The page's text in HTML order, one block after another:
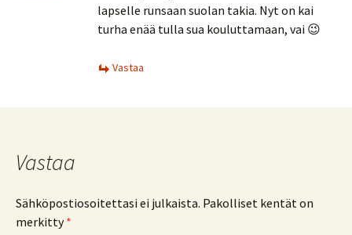
lapselle runsaan suolan takia. Nyt on kai
turha enää tulla sua kouluttamaan, vai 😉
Vastaa
Vastaa
Sähköpostiosoitettasi ei julkaista. Pakolliset kentät on
merkitty*